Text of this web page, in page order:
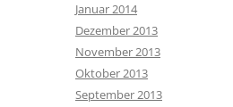
Januar 2014
Dezember 2013
November 2013
Oktober 2013
September 2013